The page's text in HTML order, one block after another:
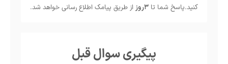
کنید.پاسخ شما تا 3روز از طریق پیامک اطلاع رسانی خواهد شد.
پیگیری سوال قبل